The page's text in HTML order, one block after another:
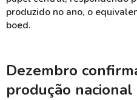
produzido no ano, o
boed.
Dezembro
produção nacional